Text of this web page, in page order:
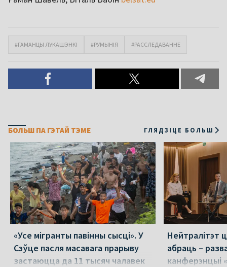
#ГАМАНЦЫ ЛУКАШЭНКІ #РУМЫНІЯ #РАССЛЕДАВАННЕ
БОЛЬШ ПА ГЭТАЙ ТЭМЕ ГЛЯДЗІЦЕ БОЛЬШ
«Усе мігранты павінны сысці». У
Сэўце пасля масавага прарыву
застаюцца да 11 тысяч чалавек
Нейтралітэт
абраць –
канферэнцыі